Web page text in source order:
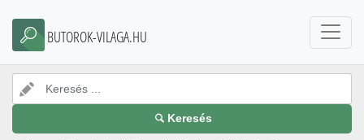
BUTOROK-VILAGA.HU
Keresés